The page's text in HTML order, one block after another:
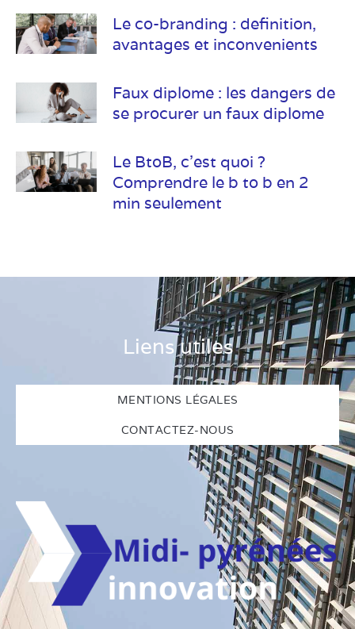
Le co-branding : definition,
avantages et inconvenients
Faux diplome : les dangers de
se procurer un faux diplome
Le BtoB, c’est quoi ?
Comprendre le b to b en 2
min seulement
Liens utiles
MENTIONS LÉGALES
CONTACTEZ-NOUS